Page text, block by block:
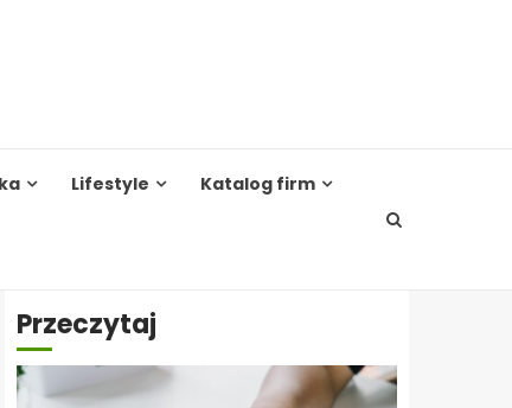
Lifestyle Katalog firm
Przeczytaj